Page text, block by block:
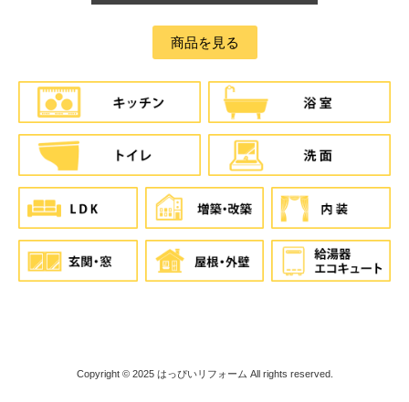
商品を見る
Copyright © 2025 はっぴいリフォーム All rights reserved.